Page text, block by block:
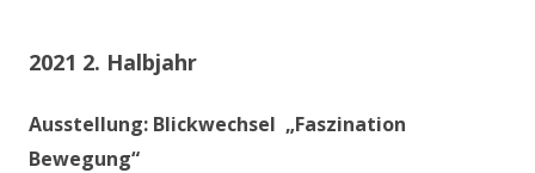
2021 2. Halbjahr
Ausstellung: Blickwechsel „Faszination
Bewegung“